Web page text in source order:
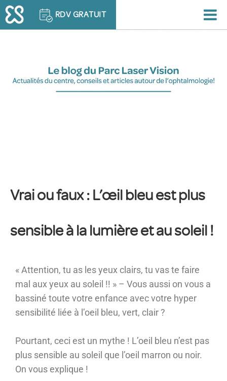
RDV GRATUIT
Vrai ou faux : L’œil bleu est plus
sensible à la lumière et au soleil !
« Attention, tu as les yeux clairs, tu vas te faire
mal aux yeux au soleil !! » – Vous aussi on vous a
bassiné toute votre enfance avec votre hyper
sensibilité liée à l’oeil bleu, vert, clair ?
Pourtant, ceci est un mythe ! L’oeil bleu n’est pas
plus sensible au soleil que l’oeil marron ou noir.
On vous explique !